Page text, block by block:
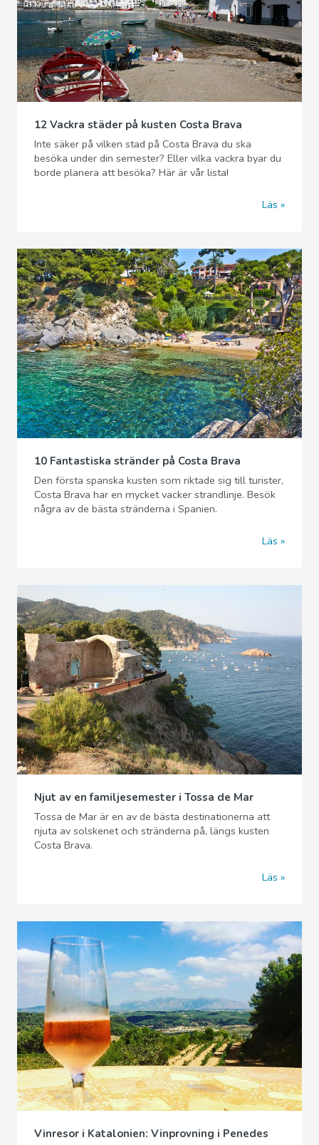
12 Vackra städer på kusten Costa Brava
Inte säker på vilken stad på Costa Brava du ska
besöka under din semester? Eller vilka vackra byar du
borde planera att besöka? Här är vår lista!
Läs
10 Fantastiska stränder på Costa Brava
Den första spanska kusten som riktade sig till turister,
Costa Brava har en mycket vacker strandlinje. Besök
några av de bästa stränderna i Spanien.
Läs
Njut av en familjesemester i Tossa de Mar
Tossa de Mar är en av de bästa destinationerna att
njuta av solskenet och stränderna på, längs kusten
Costa Brava.
Läs
Vinresor i Katalonien: Vinprovning i Penedes